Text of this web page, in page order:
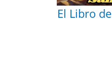
El Libro